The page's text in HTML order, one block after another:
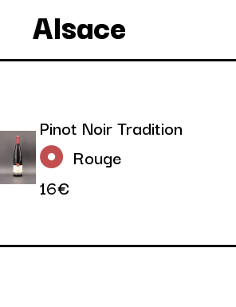
Alsace
Pinot Noir Tradition
Rouge
16€